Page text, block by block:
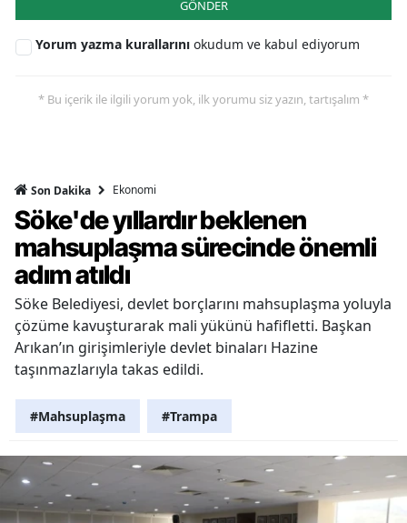
GÖNDER
Yorum yazma kurallarını okudum ve kabul ediyorum
* Bu içerik ile ilgili yorum yok, ilk yorumu siz yazın, tartışalım *
Son Dakika Ekonomi
Söke'de yıllardır beklenen
mahsuplaşma sürecinde önemli
adım atıldı
Söke Belediyesi, devlet borçlarını mahsuplaşma yoluyla
çözüme kavuşturarak mali yükünü hafifletti. Başkan
Arıkan’ın girişimleriyle devlet binaları Hazine
taşınmazlarıyla takas edildi.
#Mahsuplaşma #Trampa